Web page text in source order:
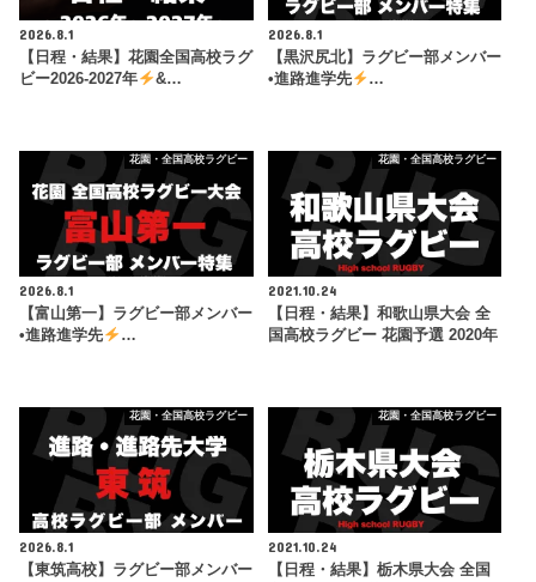
2026.8.1
【日程・結果】花園全国高校ラグ
ビー2026-2027年
&…
2026.8.1
【黒沢尻北】ラグビー部メンバー
•進路進学先
…
花園・全国高校ラグビー
2026.8.1
【富山第一】ラグビー部メンバー
•進路進学先
…
花園・全国高校ラグビー
2021.10.24
【日程・結果】和歌山県大会 全
国高校ラグビー 花園予選 2020年
花園・全国高校ラグビー
2026.8.1
【東筑高校】ラグビー部メンバー
花園・全国高校ラグビー
2021.10.24
【日程・結果】栃木県大会 全国